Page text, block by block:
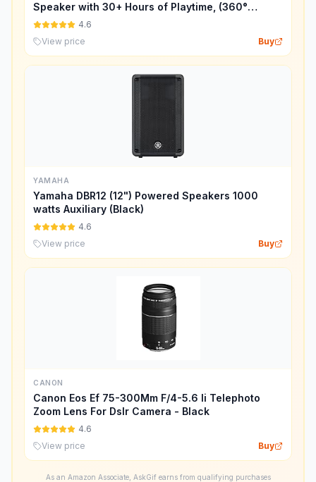
Speaker with 30+ Hours of Playtime, (360°
Sound), Dust & Waterproof (IP67) – Cream.
4.6
View price
Buy
YAMAHA
Yamaha DBR12 (12") Powered Speakers 1000
watts Auxiliary (Black)
4.6
View price
Buy
CANON
Canon Eos Ef 75-300Mm F/4-5.6 Ii Telephoto
Zoom Lens For Dslr Camera - Black
4.6
View price
Buy
As an Amazon Associate, AskGif earns from qualifying purchases